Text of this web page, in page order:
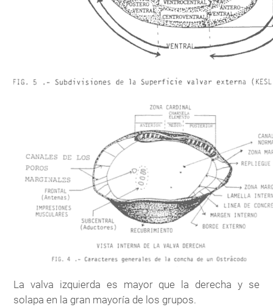
La valva izquierda es mayor que la derecha y se
solapa en la gran mayoría de los grupos.